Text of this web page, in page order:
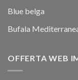
Blue belga
Bufala
OFFERTA WEB